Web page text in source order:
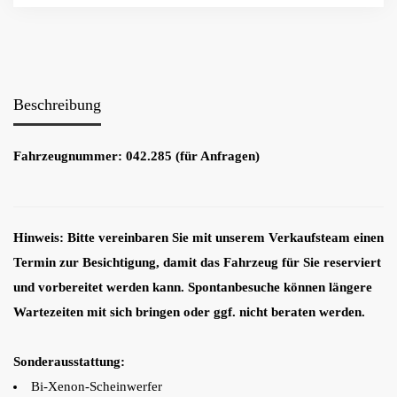
Beschreibung
Fahrzeugnummer: 042.285 (für Anfragen)
Hinweis: Bitte vereinbaren Sie mit unserem Verkaufsteam einen
Termin zur Besichtigung, damit das Fahrzeug für Sie reserviert
und vorbereitet werden kann. Spontanbesuche können längere
Wartezeiten mit sich bringen oder ggf. nicht beraten werden.
Sonderausstattung:
Bi-Xenon-Scheinwerfer